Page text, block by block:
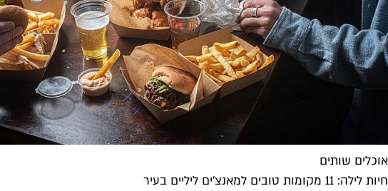
אוכלים שותים
חיות לילה: 11 מקומות טובים למאנצ'ים ליליים בעיר